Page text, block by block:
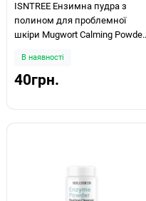
ISNTREE Ензимна пудра з
полином для проблемної
шкіри Mugwort Calming Powder
В наявності
40грн.